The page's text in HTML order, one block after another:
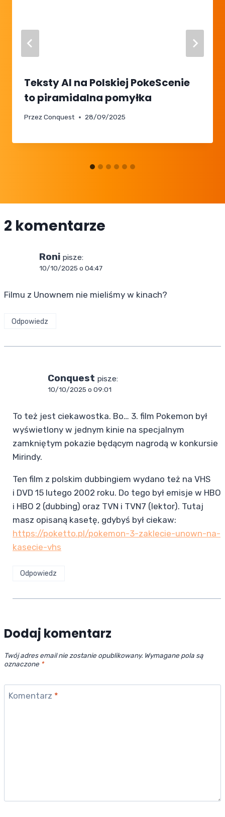
Teksty AI na Polskiej PokeScenie
to piramidalna pomyłka
PrzezConquest 28/09/2025
2 komentarze
Roni pisze:
10/10/2025 o 04:47
Filmu z Unownem nie mieliśmy w kinach?
Odpowiedz
Conquest pisze:
10/10/2025 o 09:01
To też jest ciekawostka. Bo… 3. film Pokemon był
wyświetlony w jednym kinie na specjalnym
zamkniętym pokazie będącym nagrodą w konkursie
Mirindy.
Ten film z polskim dubbingiem wydano też na VHS
i DVD 15 lutego 2002 roku. Do tego był emisje w HBO
i HBO 2 (dubbing) oraz TVN i TVN7 (lektor). Tutaj
masz opisaną kasetę, gdybyś był ciekaw:
https://poketto.pl/pokemon-3-zaklecie-unown-na-
kasecie-vhs
Odpowiedz
Dodaj komentarz
Twój adres email nie zostanie opublikowany. Wymagane pola są
oznaczone *
Komentarz *